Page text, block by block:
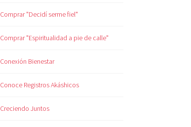
Comprar "Decidí serme fiel"
Comprar "Espiritualidad a pie de calle"
Conexión Bienestar
Conoce Registros Akáshicos
Creciendo Juntos